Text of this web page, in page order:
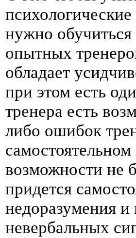
нужно
опытных
обладает
при этом есть
тренера есть
либо ошибок
возможности не
придется
недоразумения и
невербальных